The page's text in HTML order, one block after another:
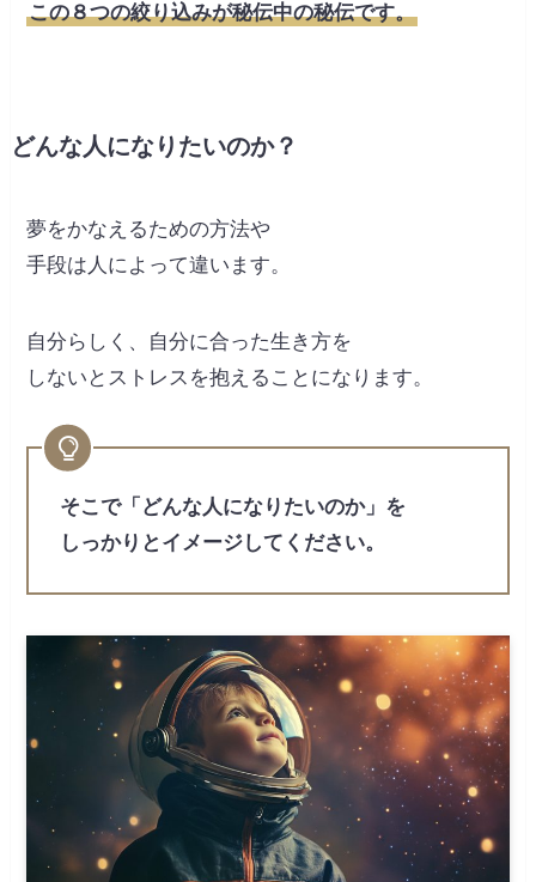
この８つの絞り込みが秘伝中の秘伝です。
どんな人になりたいのか？
夢をかなえるための方法や
手段は人によって違います。
自分らしく、自分に合った生き方を
しないとストレスを抱えることになります。
そこで「どんな人になりたいのか」を
しっかりとイメージしてください。